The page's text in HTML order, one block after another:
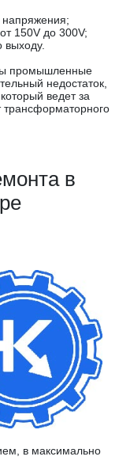
напряжения;
150V до 300V;
выходу.
промышленные
недостаток,
ведет за
трансформаторного
в
в максимально